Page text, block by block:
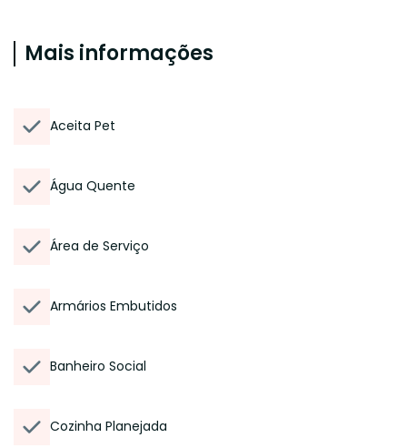
Mais informações
Aceita Pet
Água Quente
Área de Serviço
Armários Embutidos
Banheiro Social
Cozinha Planejada